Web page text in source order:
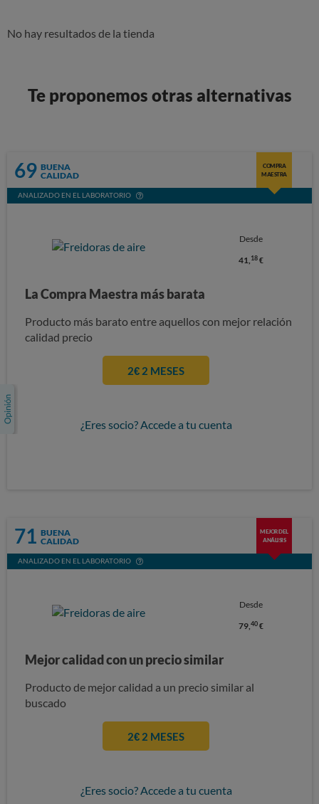
No hay resultados de la tienda
Te proponemos otras alternativas
69 BUENA
CALIDAD
COMPRA
MAESTRA
ANALIZADO EN EL LABORATORIO
Desde
41,18€
La Compra Maestra más barata
Producto más barato entre aquellos con mejor relación
calidad precio
2€ 2 MESES
¿Eres socio? Accede a tu cuenta
71 BUENA
CALIDAD
MEJOR DEL
ANÁLISIS
ANALIZADO EN EL LABORATORIO
Desde
79,40€
Mejor calidad con un precio similar
Producto de mejor calidad a un precio similar al
buscado
2€ 2 MESES
¿Eres socio? Accede a tu cuenta